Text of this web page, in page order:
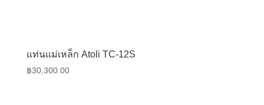
แท่นแม่เหล็ก Atoli TC-12S
฿30,300.00